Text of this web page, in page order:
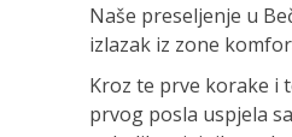
Naše preseljenje u
izlazak iz zone
Kroz te prve korake i
prvog posla uspjela